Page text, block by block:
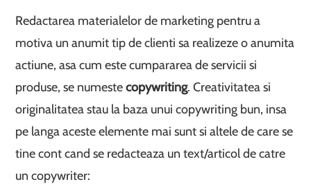
Redactarea materialelor de marketing pentru a
motiva un anumit tip de clienti sa realizeze o anumita
actiune, asa cum este cumpararea de servicii si
produse, se numestecopywriting. Creativitatea si
originalitatea stau la baza unui copywriting bun, insa
pe langa aceste elemente mai sunt si altele de care se
tine cont cand se redacteaza un text/articol de catre
un copywriter: